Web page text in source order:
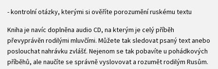
- kontrolní otázky, kterými si ověříte porozumění ruskému textu
Kniha je navíc doplněna audio CD, na kterým je celý příběh
převyprávěn rodilými mluvčími. Můžete tak sledovat psaný text anebo
poslouchat nahrávku zvlášť. Nejenom se tak pobavíte u pohádkových
příběhů, ale naučíte se správně vyslovovat a rozumět rodilým Rusům.